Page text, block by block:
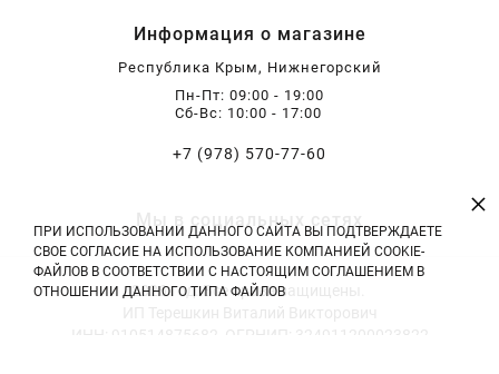
Информация о магазине
Республика Крым, Нижнегорский
Пн-Пт: 09:00 - 19:00
Сб-Вс: 10:00 - 17:00
+7 (978) 570-77-60
Мы в социальных сетях
2026 год. Все права защищены.
ПРИ ИСПОЛЬЗОВАНИИ ДАННОГО САЙТА ВЫ ПОДТВЕРЖДАЕТЕ
СВОЕ СОГЛАСИЕ НА ИСПОЛЬЗОВАНИЕ КОМПАНИЕЙ COOKIE-
ФАЙЛОВ В СООТВЕТСТВИИ С НАСТОЯЩИМ СОГЛАШЕНИЕМ В
ОТНОШЕНИИ ДАННОГО ТИПА ФАЙЛОВ
×